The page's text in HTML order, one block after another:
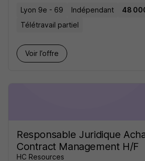
Lyon 9e - 69 Indépendant
48
Télétravail partiel
Voir l’offre
Responsable Juridique
Contract Management H/F
HC Resources